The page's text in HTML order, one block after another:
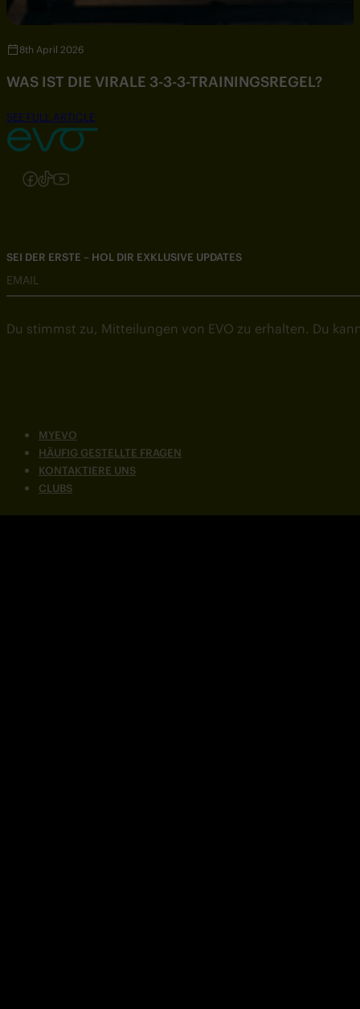
8th April 2026
WAS IST DIE VIRALE 3-3-3-TRAININGSREGEL?
SEE FULL ARTICLE
Folgen Sie uns auf Instagram
Folgen Sie uns auf Facebook
Folgen Sie uns auf TikTok
Folgen Sie uns auf YouTube
MYEVO
HÄUFIG GESTELLTE FRAGEN
KONTAKTIERE UNS
CLUBS
SEI DER ERSTE – HOL DIR EXKLUSIVE UPDATES
EMAIL
Du stimmst zu, Mitteilungen von EVO zu erhalten. Du